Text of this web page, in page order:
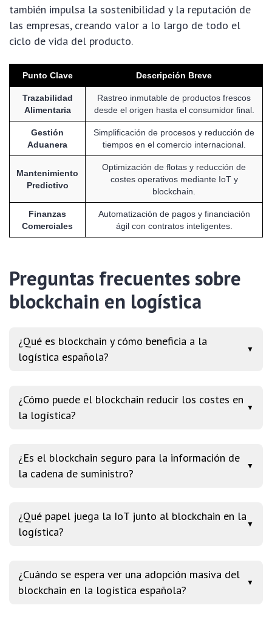
también impulsa la sostenibilidad y la reputación de
las empresas, creando valor a lo largo de todo el
ciclo de vida del producto.
Punto Clave Descripción Breve
Trazabilidad
Alimentaria
Rastreo inmutable de productos frescos
desde el origen hasta el consumidor final.
Gestión
Aduanera
Simplificación de procesos y reducción de
tiempos en el comercio internacional.
Mantenimiento
Predictivo
Optimización de flotas y reducción de
costes operativos mediante IoT y
blockchain.
Finanzas
Comerciales
Automatización de pagos y financiación
ágil con contratos inteligentes.
Preguntas frecuentes sobre
blockchain en logística
¿Qué es blockchain y cómo beneficia a la
logística española?
▼
¿Cómo puede el blockchain reducir los costes en
la logística?
▼
¿Es el blockchain seguro para la información de
la cadena de suministro?
▼
¿Qué papel juega la IoT junto al blockchain en la
logística?
▼
¿Cuándo se espera ver una adopción masiva del
blockchain en la logística española?
▼